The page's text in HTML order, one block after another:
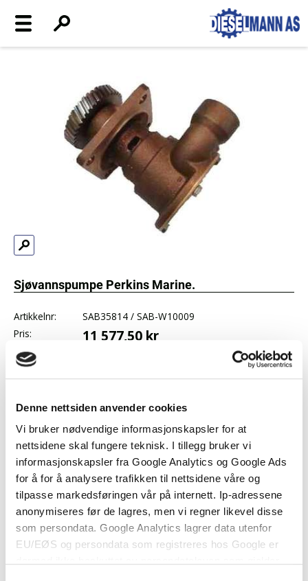
Denne nettsiden anvender cookies
Vi bruker nødvendige informasjonskapsler for at
nettsidene skal fungere teknisk. I tillegg bruker vi
informasjonskapsler fra Google Analytics og Google Ads
for å for å analysere trafikken til nettsidene våre og
tilpasse markedsføringen vår på internett. Ip-adressene
anonymiseres før de lagres, men vi regner likevel disse
som persondata. Google Analytics lagrer data utenfor
EU/EØS og persondata som registreres hos Google er
Sjøvannspumpe Perkins Marine.
Artikkelnr:
SAB35814 / SAB-W10009
Pris:
11 577,50 kr
Antall:
Ønskeliste
Logg innellerregistrer deg for å benytte ønskelister.
Produktbeskrivelse
Original sjøvannspumpe.
Eldre modell med 4 festebolter og 3/4" impeller.
ShareFacebookTwitterPinterest
Email